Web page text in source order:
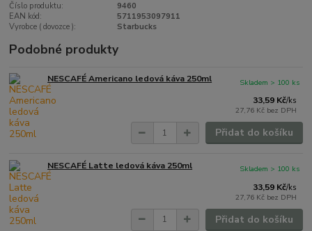
Číslo produktu:
9460
EAN kód:
5711953097911
Vyrobce ( dovozce ):
Starbucks
Podobné produkty
NESCAFÉ Americano ledová káva 250ml
33,59 Kč/ks
27,76 Kč bez DPH
Skladem > 100 ks
Přidat do košíku
NESCAFÉ Latte ledová káva 250ml
33,59 Kč/ks
27,76 Kč bez DPH
Skladem > 100 ks
Přidat do košíku